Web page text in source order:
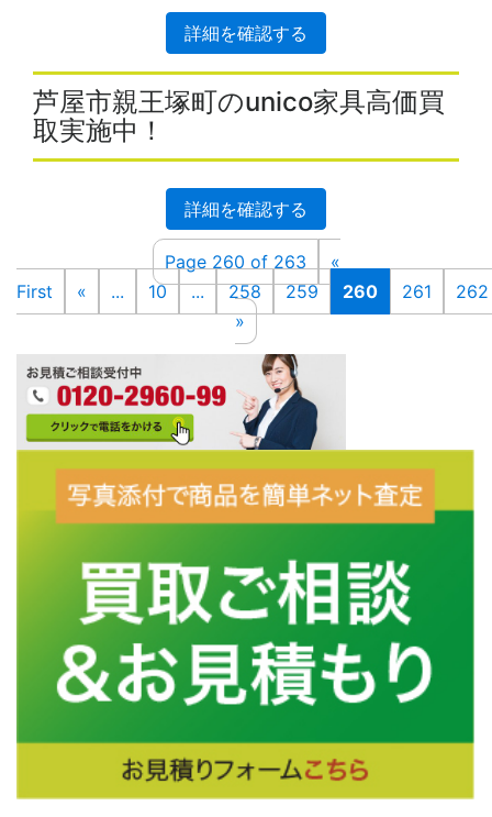
詳細を確認する
芦屋市親王塚町のunico家具高価買
取実施中！
詳細を確認する
Page 260 of 263
«
First
« ... 10 ... 258 259 260 261
262
»